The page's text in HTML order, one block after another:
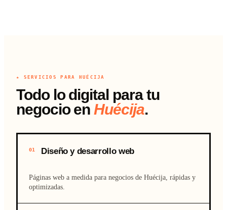
★ SERVICIOS PARA HUÉCIJA
Todo lo digital para tu
negocio enHuécija.
01 Diseño y desarrollo web
Páginas web a medida para negocios de Huécija, rápidas y
optimizadas.